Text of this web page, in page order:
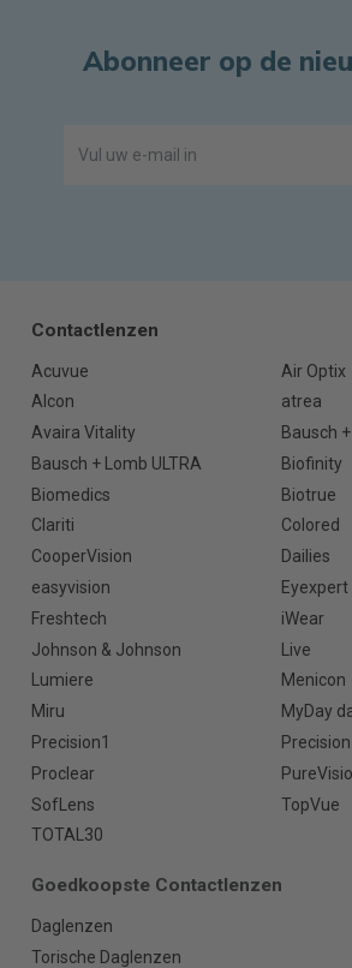
Abonneer op de
Contactlenzen
Acuvue
Air Optix
Alcon
atrea
Avaira Vitality
Bausch
Bausch + Lomb ULTRA
Biofinity
Biomedics
Biotrue
Clariti
Colored
CooperVision
Dailies
easyvision
Eyexpert
Freshtech
iWear
Johnson & Johnson
Live
Lumiere
Menicon
Miru
MyDay
Precision1
Proclear
SofLens
TopVue
TOTAL30
Goedkoopste Contactlenzen
Daglenzen
Torische Daglenzen